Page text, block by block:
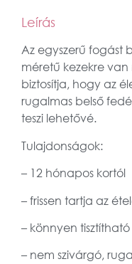
Leírás
Az egyszerű fogást
méretű kezekre
biztosítja, hogy az
rugalmas belső
teszi lehetővé.
Tulajdonságok:
– 12 hónapos kortól
– frissen tartja az
– könnyen tisztítható
– nem szivárgó,